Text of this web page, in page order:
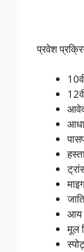
प्रवेश
आय
मूल